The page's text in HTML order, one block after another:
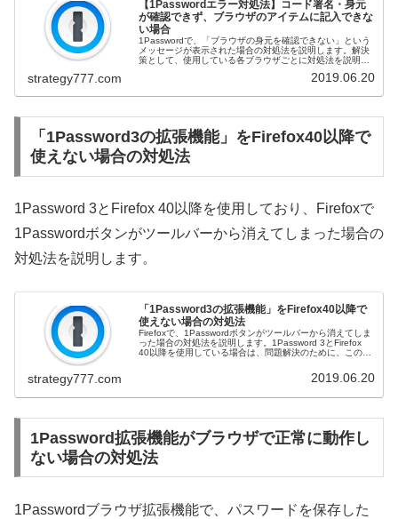
【1Passwordエラー対処法】コード署名・身元
が確認できず、ブラウザのアイテムに記入できな
い場合
1Passwordで、「ブラウザの身元を確認できない」という
メッセージが表示された場合の対処法を説明します。解決
策として、使用している各ブラウザごとに対処法を説明し
strategy777.com 2019.06.20
「1Password3の拡張機能」をFirefox40以降で
使えない場合の対処法
1Password 3とFirefox 40以降を使用しており、Firefoxで
1Passwordボタンがツールバーから消えてしまった場合の
対処法を説明します。
「1Password3の拡張機能」をFirefox40以降で
使えない場合の対処法
Firefoxで、1Passwordボタンがツールバーから消えてしま
った場合の対処法を説明します。1Password 3とFirefox
40以降を使用している場合は、問題解決のために、この記
strategy777.com 2019.06.20
1Password拡張機能がブラウザで正常に動作し
ない場合の対処法
1Passwordブラウザ拡張機能で、パスワードを保存した